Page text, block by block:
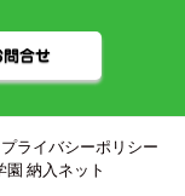
問合せ
プライバシーポリシー
園 納入ネット